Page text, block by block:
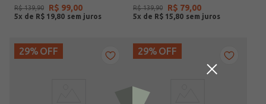
R$ 139,90 R$ 99,00
5x de R$ 19 80
R$ 139,90 R$ 79,00
5x de R$ 15 80
29% OFF 29% OFF